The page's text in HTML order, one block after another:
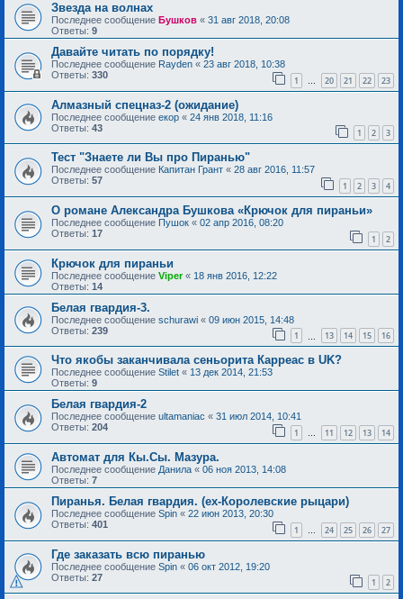
Звезда на волнах
Последнее сообщение Бушков « 31 авг 2018, 20:08
Ответы: 9
Давайте читать по порядку!
Последнее сообщение Rayden « 23 авг 2018, 10:38
Ответы: 330 1 … 20 21 22 23
Алмазный спецназ-2 (ожидание)
Последнее сообщение екор « 24 янв 2018, 11:16
Ответы: 43 1 2 3
Тест "Знаете ли Вы про Пиранью"
Последнее сообщение Капитан Грант « 28 авг 2016, 11:57
Ответы: 57 1 2 3 4
О романе Александра Бушкова «Крючок для пираньи»
Последнее сообщение Пушок « 02 апр 2016, 08:20
Ответы: 17 1 2
Крючок для пираньи
Последнее сообщение Viper« 18 янв 2016, 12:22
Ответы: 14
Белая гвардия-3.
Последнее сообщение schurawi « 09 июн 2015, 14:48
Ответы: 239 1 13 14 15 16
Что якобы заканчивала сеньорита Карреас в UK?
Последнее сообщение Stilet « 13 дек 2014, 21:53
Ответы: 9
Белая гвардия-2
Последнее сообщение ultamaniac « 31 июл 2014, 10:41
Ответы: 204 1 … 11 12 13 14
Автомат для Кы.Сы. Мазура.
Последнее сообщение Данила « 06 ноя 2013, 14:08
Ответы: 7
Пиранья. Белая гвардия. (ex-Королевские рыцари)
Последнее сообщение Spin « 22 июн 2013, 20:30
Ответы: 401 1 … 24 25 26 27
Где заказать всю пиранью
Последнее сообщение Spin « 06 окт 2012, 19:20
Ответы: 27 1 2